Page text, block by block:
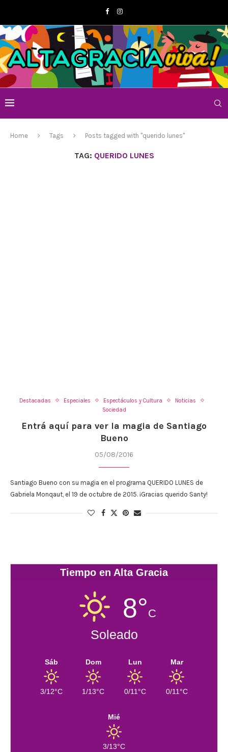
Home Tags Posts tagged with "querido lunes"
TAG: QUERIDO LUNES
Destacadas Especiales Espectáculos y Cultura
Noticias
Sociedad
Entrá aquí para ver la magia de Santiago
Bueno
05/08/2016
Santiago Bueno con su magia en el programa QUERIDO LUNES de
Gabriela Monqaut, el 19 de octubre de 2015. ¡Gracias querido Santy!
Tiempo en Alta Gracia
8°C
Soleado
Sáb
3/12°C
Dom
1/13°C
Lun
0/11°C
Mar
0/11°C
Mié
3/13°C